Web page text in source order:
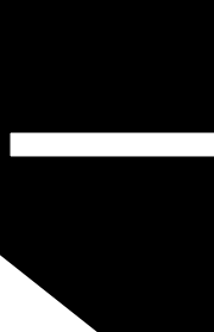
newsletteru: